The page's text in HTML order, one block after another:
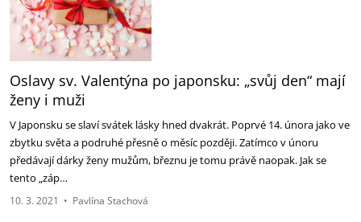
Oslavy sv. Valentýna po japonsku: „svůj den“ mají
ženy i muži
V Japonsku se slaví svátek lásky hned dvakrát. Poprvé 14. února jako ve
zbytku světa a podruhé přesně o měsíc později. Zatímco v únoru
předávají dárky ženy mužům, březnu je tomu právě naopak. Jak se
tento „záp…
10. 3. 2021 • Pavlína Stachová